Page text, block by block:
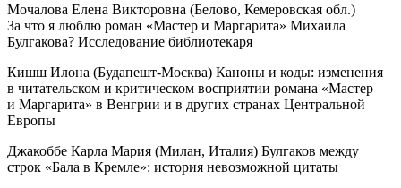
Мочалова Елена Викторовна (Белово, Кемеровская обл.)
За что я люблю роман «Мастер и Маргарита» Михаила
Булгакова? Исследование библиотекаря
Кишш Илона (Будапешт‑Москва) Каноны и коды: изменения
в читательском и критическом восприятии романа «Мастер
и Маргарита» в Венгрии и в других странах Центральной
Европы
Джакоббе Карла Мария (Милан, Италия) Булгаков между
строк «Бала в Кремле»: история невозможной цитаты